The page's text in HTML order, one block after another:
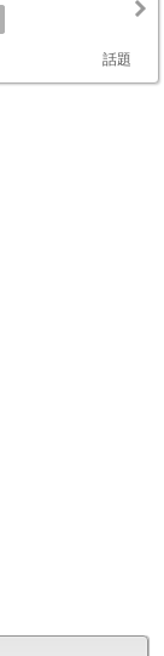
話題